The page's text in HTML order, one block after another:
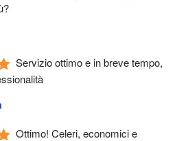
Servizio ottimo e in breve tempo,
Ottimo! Celeri, economici e